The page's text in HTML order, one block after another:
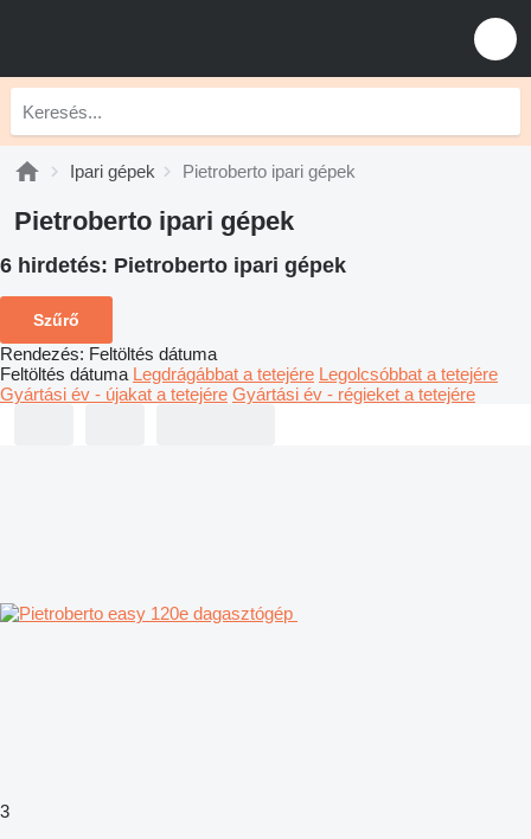
Ipari gépek Pietroberto ipari gépek
Pietroberto ipari gépek
6 hirdetés: Pietroberto ipari gépek
Szűrő
Rendezés: Feltöltés dátuma
Feltöltés dátuma Legdrágábbat a tetejére Legolcsóbbat a tetejére
Gyártási év - újakat a tetejére Gyártási év - régieket a tetejére
3